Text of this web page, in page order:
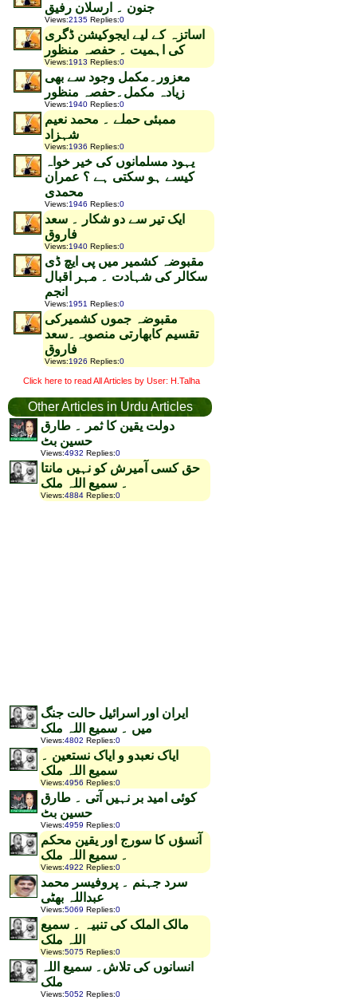
جنون ۔ ارسلان رفیق
Views:2135 Replies:0
اساتزہ کے لیے ایجوکیشن ڈگری
کی اہمیت ۔ حفصہ منظور
Views:1913 Replies:0
معزور۔مکمل وجود سے بھی
زیادہ مکمل۔حفصہ منظور
Views:1940 Replies:0
ممبئی حملے ۔ محمد نعیم
شہزاد
Views:1936 Replies:0
یہود مسلمانوں کی خیر خواہ
کیسے ہو سکتی ہے ؟ عمران
محمدی
Views:1946 Replies:0
ایک تیر سے دو شکار ۔ سعد
فاروق
Views:1940 Replies:0
مقبوضہ کشمیر میں پی ایچ ڈی
سکالر کی شہادت ۔ مہر اقبال
انجم
Views:1951 Replies:0
مقبوضہ جموں کشمیرکی
تقسیم کابھارتی منصوبہ۔سعد
فاروق
Views:1926 Replies:0
Click here to read All Articles by User: H.Talha
Other Articles in Urdu Articles
دولت یقین کا ثمر ۔ طارق
حسین بٹ
Views:4932 Replies:0
حق کسی آمیرش کو نہیں مانتا
۔ سمیع اللہ ملک
Views:4884 Replies:0
ایران اور اسرائیل حالت جنگ
میں ۔ سمیع اللہ ملک
Views:4802 Replies:0
ایاک نعبدو و ایاک نستعین ۔
سمیع اللہ ملک
Views:4956 Replies:0
کوئی امید بر نہیں آتی ۔ طارق
حسین بٹ
Views:4959 Replies:0
آنسؤں کا سورج اور یقین محکم
۔ سمیع اللہ ملک
Views:4922 Replies:0
سرد جہنم ۔ پروفیسر محمد
عبداللہ بھٹی
Views:5069 Replies:0
مالک الملک کی تنبیہ ۔ سمیع
اللہ ملک
Views:5075 Replies:0
انسانوں کی تلاش۔ سمیع اللہ
ملک
Views:5052 Replies:0